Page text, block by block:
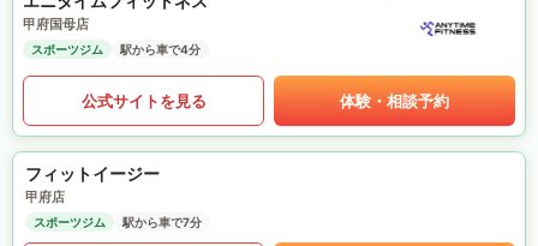
甲府国母店
スポーツジム 駅から車で4分
公式サイトを見る 体験・相談予約
フィットイージー
甲府店
スポーツジム 駅から車で7分